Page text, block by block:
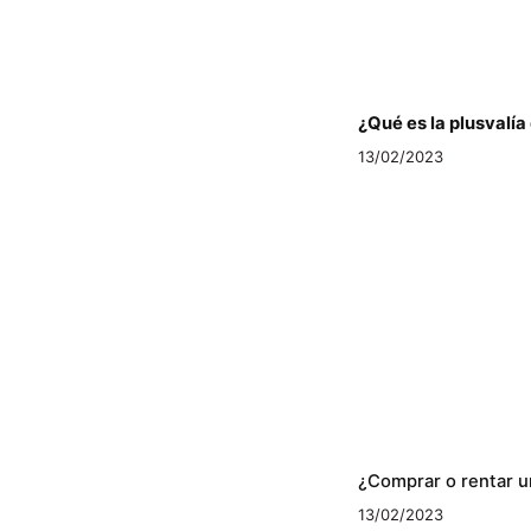
¿Qué es la
13/02/2023
¿Comprar o rentar
13/02/2023